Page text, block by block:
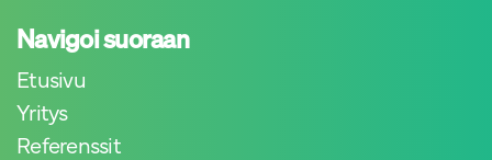
Navigoi suoraan
Etusivu
Yritys
Referenssit